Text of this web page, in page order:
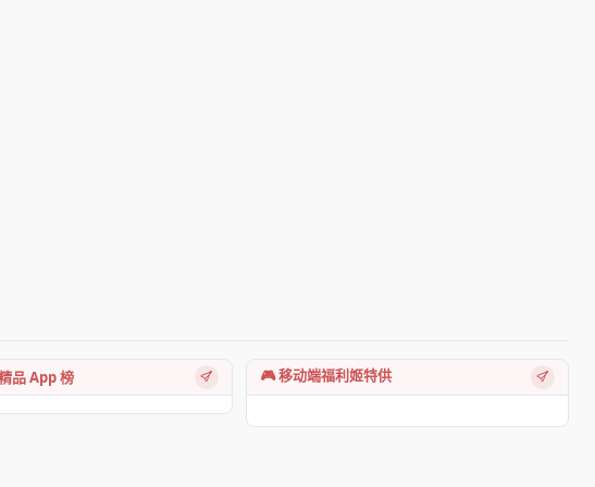
品 App 榜 🎮 移动端福利姬特供